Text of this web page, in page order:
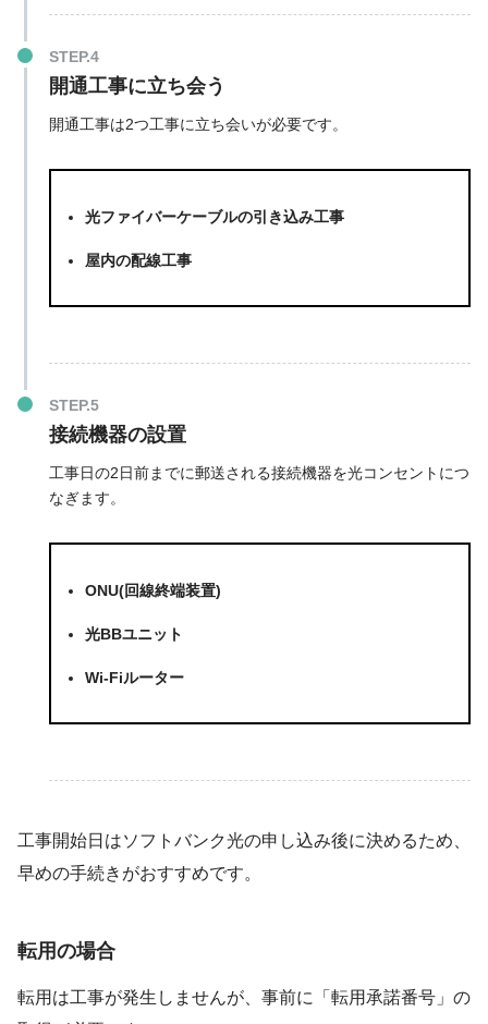
開通工事に立ち会う
開通工事は2つ工事に立ち会いが必要です。
光ファイバーケーブルの引き込み工事
屋内の配線工事
接続機器の設置
工事日の2日前までに郵送される接続機器を光コンセントにつ
なぎます。
ONU(回線終端装置)
光BBユニット
Wi-Fiルーター
工事開始日はソフトバンク光の申し込み後に決めるため、
早めの手続き がおすすめです。
転用の場合
転用は工事が発生しませんが、事前に「 転用承諾番号 」の